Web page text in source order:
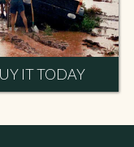
IT TODAY